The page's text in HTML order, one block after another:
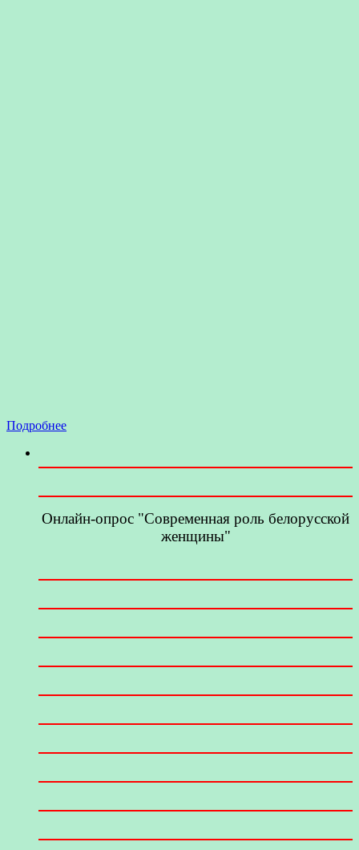
Подробнее
Онлайн-опрос "Современная роль белорусской
женщины"